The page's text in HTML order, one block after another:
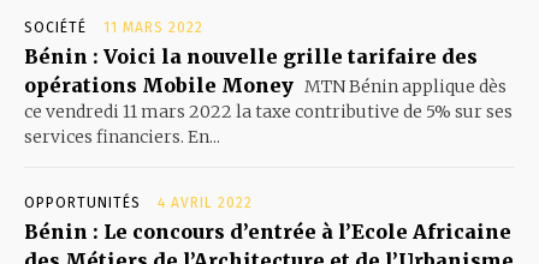
SOCIÉTÉ 11 MARS 2022
Bénin : Voici la nouvelle grille tarifaire des
opérations Mobile Money MTN Bénin applique dès
ce vendredi 11 mars 2022 la taxe contributive de 5% sur ses
services financiers. En...
OPPORTUNITÉS 4 AVRIL 2022
Bénin : Le concours d’entrée à l’Ecole Africaine